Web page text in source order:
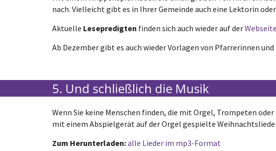
nach. Vielleicht gibt es in Ihrer Gemeinde auch eine Lektorin
Aktuelle Lesepredigten finden sich auch wieder auf der
Ab Dezember gibt es auch wieder Vorlagen von Pfarrerinnen
5. Und schließlich die Musik
Wenn Sie keine Menschen finden, die mit Orgel, Trompeten
mit einem Abspielgerät auf der Orgel gespielte
Zum Herunterladen:alle Lieder im mp3-Format